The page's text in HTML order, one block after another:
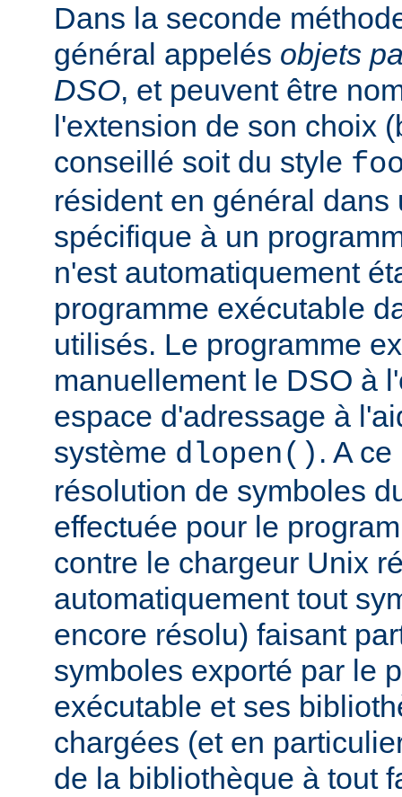
Dans la seconde
général appelés objets
DSO, et peuvent être
l'extension de son choix
conseillé soit du style
résident en général dans
spécifique à un
n'est automatiquement
programme exécutable
utilisés. Le programme
manuellement le DSO à
espace d'adressage à
système dlopen() . A
résolution de symboles
effectuée pour le
contre le chargeur Unix
automatiquement tout
encore résolu) faisant
symboles exporté par le
exécutable et ses
chargées (et en
de la bibliothèque à tout